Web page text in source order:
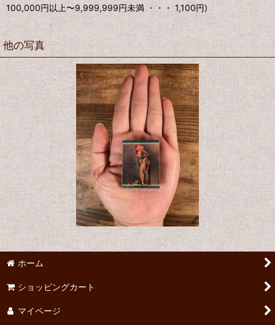
100,000円以上〜9,999,999円未満 ・・・ 1,100円)
他の写真
ホーム
ショッピングカート
マイページ